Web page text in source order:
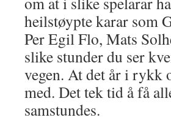
heilstøypte karar som
Per Egil Flo, Mats
slike stunder du ser
vegen. At det år i rykk
med. Det tek tid å få
samstundes.